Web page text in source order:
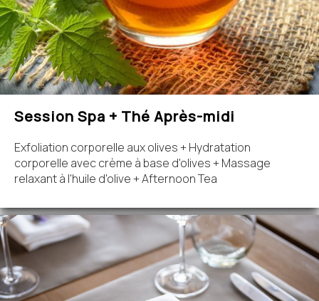
Session Spa + Thé Après-midi
Exfoliation corporelle aux olives + Hydratation
corporelle avec crème à base d'olives + Massage
relaxant à l'huile d'olive + Afternoon Tea